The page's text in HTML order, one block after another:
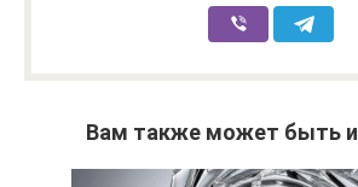
Вам также может быть